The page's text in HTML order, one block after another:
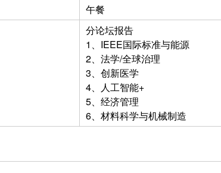
午餐
分论坛报告
1、IEEE国际标准与能源
2、法学/全球治理
3、创新医学
4、人工智能+
5、经济管理
6、材料科学与机械制造